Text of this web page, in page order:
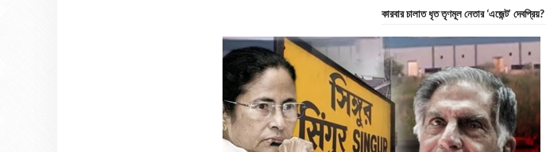
কারবার চালাত ধৃত তৃণমূল নেতার ‘এজেন্ট’ দেবপ্রিয়?